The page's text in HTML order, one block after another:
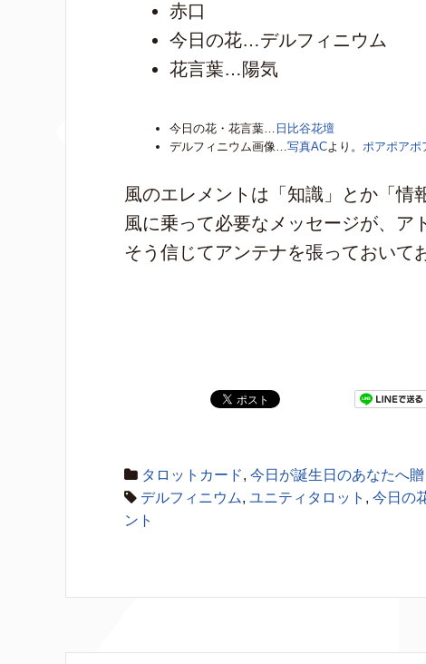
赤口
今日の花…デルフィニウム
花言葉…陽気
今日の花・花言葉… 日比谷花壇
デルフィニウム画像…写真ACより。 ポアポアポ
風のエレメントは「知識」とか「情
風に乗って必要なメッセージが、ア
そう信じてアンテナを張っておいて
タロットカード, 今日が誕生日のあなたへ
デルフィニウム, ユニティタロット , 今日の
ント